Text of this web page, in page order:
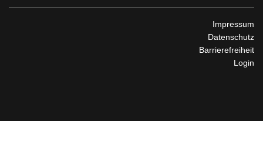
Impressum
Datenschutz
Barrierefreiheit
Login